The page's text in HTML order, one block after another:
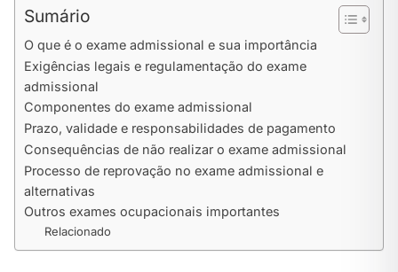
Sumário
O que é o exame admissional e sua importância
Exigências legais e regulamentação do exame
admissional
Componentes do exame admissional
Prazo, validade e responsabilidades de pagamento
Consequências de não realizar o exame admissional
Processo de reprovação no exame admissional e
alternativas
Outros exames ocupacionais importantes
Relacionado